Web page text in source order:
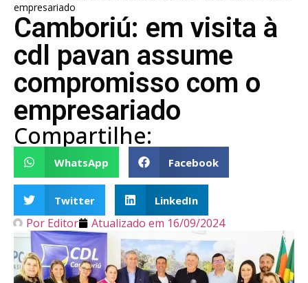
empresariado
Camboriú: em visita à
cdl pavan assume
compromisso com o
empresariado
Compartilhe:
WhatsApp Facebook
Twitter LinkedIn
Por Editor Atualizado em 16/09/2024